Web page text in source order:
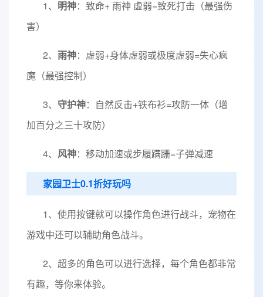
1、 明神：致命+ 雨神 虚弱=致死打击（最强伤
害）
2、 雨神：虚弱+身体虚弱或极度虚弱=失心疯
魔（最强控制）
3、 守护神：自然反击+铁布衫=攻防一体（增
加百分之三十攻防）
4、 风神：移动加速或步履蹒跚=子弹减速
家园卫士0.1折好玩吗
1、使用按键就可以操作角色进行战斗，宠物在
游戏中还可以辅助角色战斗。
2、超多的角色可以进行选择，每个角色都非常
有趣，等你来体验。